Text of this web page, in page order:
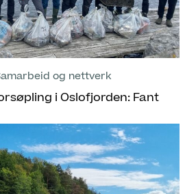
og nettverk
i Oslofjorden: Fant